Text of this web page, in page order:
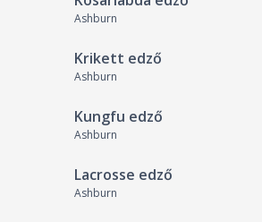
Ashburn
Krikett edző
Ashburn
Kungfu edző
Ashburn
Lacrosse edző
Ashburn